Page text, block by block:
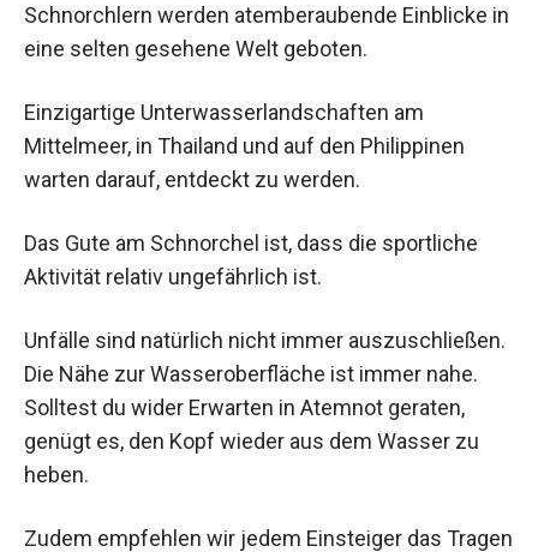
Schnorchlern werden atemberaubende Einblicke in
eine selten gesehene Welt geboten.
Einzigartige Unterwasserlandschaften am
Mittelmeer, in Thailand und auf den Philippinen
warten darauf, entdeckt zu werden.
Das Gute am Schnorchel ist, dass die sportliche
Aktivität relativ ungefährlich ist.
Unfälle sind natürlich nicht immer auszuschließen.
Die Nähe zur Wasseroberfläche ist immer nahe.
Solltest du wider Erwarten in Atemnot geraten,
genügt es, den Kopf wieder aus dem Wasser zu
heben.
Zudem empfehlen wir jedem Einsteiger das Tragen